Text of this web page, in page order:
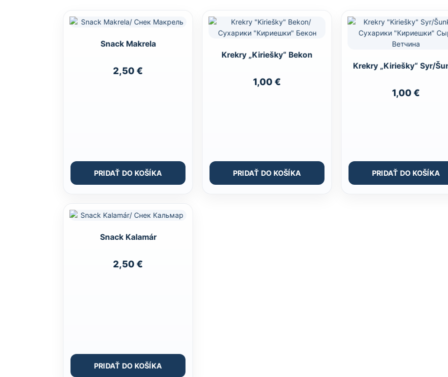
Snack Makrela
2,50€
PRIDAŤ DO KOŠÍKA
Krekry „Kiriešky“ Bekon
1,00€
PRIDAŤ DO KOŠÍKA
Krekry „Kiriešky“ Syr/
1,00€
PRIDAŤ DO KOŠÍKA
Snack Kalamár
2,50€
PRIDAŤ DO KOŠÍKA